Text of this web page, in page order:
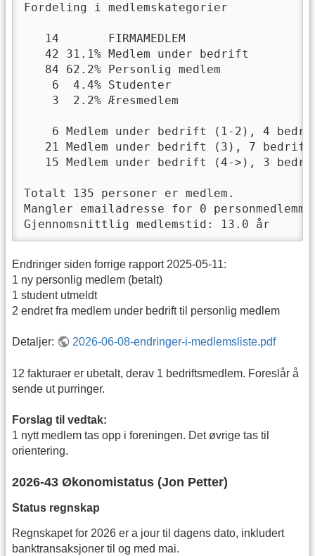
Fordeling i medlemskategorier
   14       FIRMAMEDLEM
   42 31.1% Medlem under bedrift
   84 62.2% Personlig medlem
    6  4.4% Studenter
    3  2.2% Æresmedlem
6 Medlem under bedrift (1-2), 4
21 Medlem under bedrift (3), 7
15 Medlem under bedrift (4->), 3
Totalt 135 personer er medlem.
Mangler emailadresse for 0
Gjennomsnittlig medlemstid: 13.0 år
Endringer siden forrige rapport 2025-05-11:
1 ny personlig medlem (betalt)
1 student utmeldt
2 endret fra medlem under bedrift til personlig medlem
Detaljer: 2026-06-08-endringer-i-medlemsliste.pdf
12 fakturaer er ubetalt, derav 1 bedriftsmedlem. Foreslår å
sende ut purringer.
Forslag til vedtak:
1 nytt medlem tas opp i foreningen. Det øvrige tas til
orientering.
2026-43 Økonomistatus (Jon Petter)
Status regnskap
Regnskapet for 2026 er a jour til dagens dato, inkludert
banktransaksjoner til og med mai.